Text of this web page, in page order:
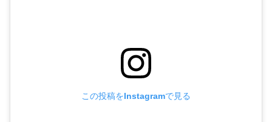
この投稿をInstagramで見る